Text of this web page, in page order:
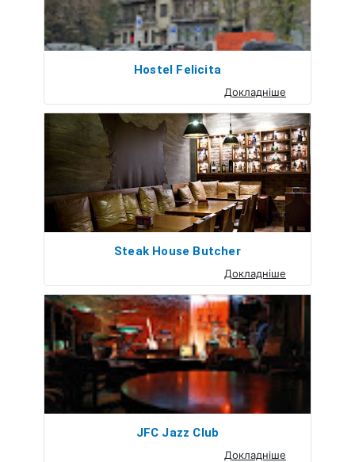
Hostel Felicita
Докладніше
Steak House Butcher
Докладніше
JFC Jazz Club
Докладніше